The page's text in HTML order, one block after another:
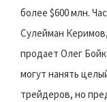
более $600 млн.
Сулейман
продает Олег
могут нанять
трейдеров, но